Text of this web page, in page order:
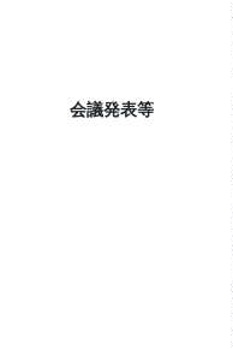
会議発表等